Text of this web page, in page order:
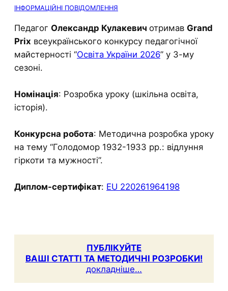
ІНФОРМАЦІЙНІ ПОВІДОМЛЕННЯ
Педагог Олександр Кулакевич отримав Grand
Prix всеукраїнського конкурсу педагогічної
майстерності “Освіта України 2026” у 3-му
сезоні.
Номінація: Розробка уроку (шкільна освіта,
історія).
Конкурсна робота: Методична розробка уроку
на тему “Голодомор 1932-1933 рр.: відлуння
гіркоти та мужності”.
Диплом-сертифікат: EU 220261964198
ПУБЛІКУЙТЕ
ВАШІ СТАТТІ ТА МЕТОДИЧНІ РОЗРОБКИ!
докладніше…